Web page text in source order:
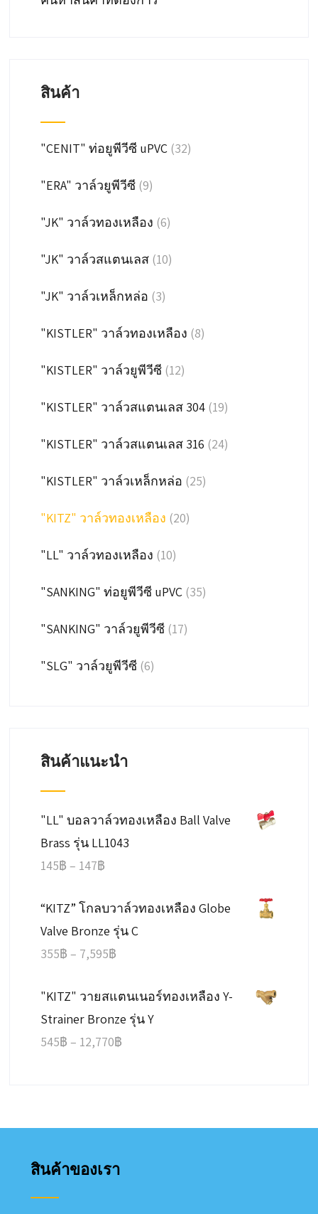
สินค้า
"CENIT" ท่อยูพีวีซี uPVC (32)
"ERA" วาล์วยูพีวีซี (9)
"JK" วาล์วทองเหลือง (6)
"JK" วาล์วสแตนเลส (10)
"JK" วาล์วเหล็กหล่อ (3)
"KISTLER" วาล์วทองเหลือง (8)
"KISTLER" วาล์วยูพีวีซี (12)
"KISTLER" วาล์วสแตนเลส 304 (19)
"KISTLER" วาล์วสแตนเลส 316 (24)
"KISTLER" วาล์วเหล็กหล่อ (25)
"KITZ" วาล์วทองเหลือง (20)
"LL" วาล์วทองเหลือง (10)
"SANKING" ท่อยูพีวีซี uPVC (35)
"SANKING" วาล์วยูพีวีซี (17)
"SLG" วาล์วยูพีวีซี (6)
สินค้าแนะนำ
"LL" บอลวาล์วทองเหลือง Ball Valve
Brass รุ่น LL1043
145฿ – 147฿Price
145฿
through
147฿
“KITZ” โกลบวาล์วทองเหลือง Globe
Valve Bronze รุ่น C
355฿ – 7,595฿Price
355฿
through
7,595฿
"KITZ" วายสแตนเนอร์ทองเหลือง Y-
Strainer Bronze รุ่น Y
545฿ – 12,770฿Price
12,770฿
สินค้าของเรา